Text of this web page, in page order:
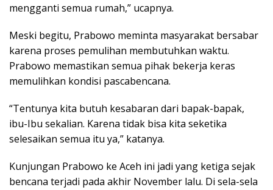
mengganti semua rumah,” ucapnya.
Meski begitu, Prabowo meminta masyarakat bersabar
karena proses pemulihan membutuhkan waktu.
Prabowo memastikan semua pihak bekerja keras
memulihkan kondisi pascabencana.
“Tentunya kita butuh kesabaran dari bapak-bapak,
ibu-Ibu sekalian. Karena tidak bisa kita seketika
selesaikan semua itu ya,” katanya.
Kunjungan Prabowo ke Aceh ini jadi yang ketiga sejak
bencana terjadi pada akhir November lalu. Di sela-sela